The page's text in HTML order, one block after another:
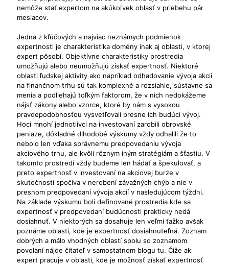
nemôže stať expertom na akúkoľvek oblasť v priebehu pár
mesiacov.
Jedna z kľúčových a najviac neznámych podmienok
expertnosti je charakteristika domény inak aj oblasti, v ktorej
expert pôsobí. Objektívne charakteristiky prostredia
umožňujú alebo neumožňujú získať expertnosť. Niektoré
oblasti ľudskej aktivity ako napríklad odhadovanie vývoja akcií
na finančnom trhu sú tak komplexné a rozsiahle, sústavne sa
menia a podliehajú toľkým faktorom, že v nich nedokážeme
nájsť zákony alebo vzorce, ktoré by nám s vysokou
pravdepodobnosťou vysvetľovali presne ich budúci vývoj.
Hoci mnohí jednotlivci na investovaní zarobili obrovské
peniaze, dôkladné dlhodobé výskumy vždy odhalili že to
nebolo len vďaka správnemu predpovedaniu vývoja
akciového trhu, ale kvôli rôznym iným stratégiám a šťastiu. V
takomto prostredí vždy budeme len hádať a špekulovať, a
preto expertnosť v investovaní na akciovej burze v
skutočnosti spočíva v nerobení závažných chýb a nie v
presnom predpovedaní vývoja akcií v nasledujúcom týždni.
Na základe výskumu boli definované prostredia kde sa
expertnosť v predpovedaní budúcnosti prakticky nedá
dosiahnuť. V niektorých sa dosahuje len veľmi ťažko avšak
poznáme oblasti, kde je expertnosť dosiahnuteľná. Zoznam
dobrých a málo vhodných oblastí spolu so zoznamom
povolaní nájde čitateľ v samostatnom blogu tu. Čiže ak
expert pracuje v oblasti, kde je možnosť získať expertnosť